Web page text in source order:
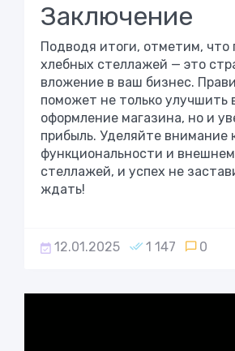
Заключение
Подводя итоги, отметим, что
хлебных стеллажей — это
вложение в ваш бизнес.
поможет не только улучшить
оформление магазина, но и
прибыль. Уделяйте внимание
функциональности и
стеллажей, и успех не
ждать!
12.01.2025 1 147 0